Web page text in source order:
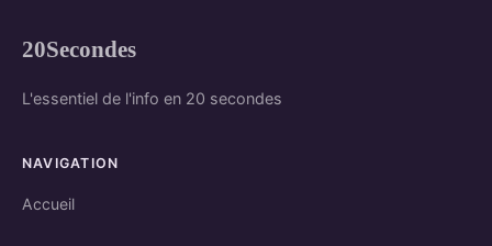
20Secondes
L'essentiel de l'info en 20 secondes
NAVIGATION
Accueil